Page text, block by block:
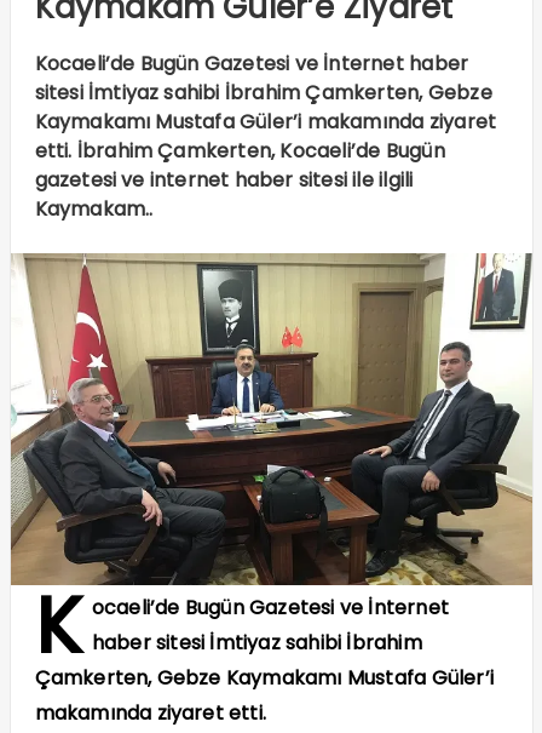
Kocaeli’de Bugün Gazetesi ve İnternet haber
sitesi İmtiyaz sahibi İbrahim Çamkerten, Gebze
Kaymakamı Mustafa Güler’i makamında ziyaret
etti. İbrahim Çamkerten, Kocaeli’de Bugün
gazetesi ve internet haber sitesi ile ilgili
Kaymakam..
K ocaeli’de Bugün Gazetesi ve İnternet
haber sitesi İmtiyaz sahibi İbrahim
Çamkerten, Gebze Kaymakamı Mustafa Güler’i
makamında ziyaret etti.